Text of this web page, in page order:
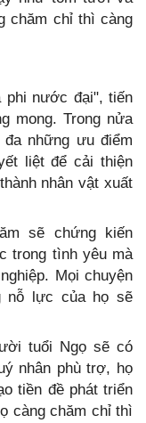
chăm chỉ thì càng
nước đại", tiến
mong. Trong nửa
những ưu điểm
liệt để cải thiện
nhân vật xuất
sẽ chứng kiến
trong tình yêu mà
Mọi chuyện
nỗ lực của họ sẽ
tuổi Ngọ sẽ có
nhân phù trợ, họ
tiền đề phát triển
càng chăm chỉ thì